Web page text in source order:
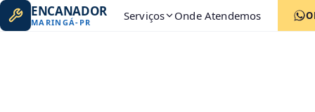
ENCANADOR
MARINGÁ- PR Serviços Onde Atendemos